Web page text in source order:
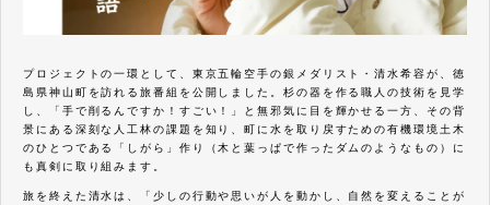
プロジェクトの一環として、東京五輪空手の銀メダリスト・清水希容が、徳
島県神山町を訪れる旅番組を公開しました。杉の器を作る職人の技術を見学
し、「手で削るんですか！すごい！」と無邪気に目を輝かせる一方、その背
景にある深刻な人工林の課題を知り、町に水を取り戻すための有機環境土木
のひとつである「しがら」作り（木と葉っぱで作ったダムのようなもの）に
も真剣に取り組みます。
旅を終えた清水は、「少しの行動や思いが人を動かし、自然を変えることが